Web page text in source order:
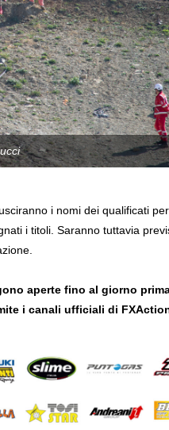
i nomi dei qualificati
i titoli. Saranno tuttavia
aperte fino al giorno
i canali ufficiali di